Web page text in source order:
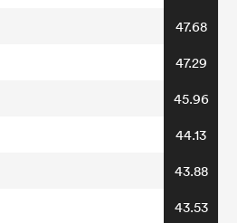
47.68
47.29
45.96
44.13
43.88
43.53